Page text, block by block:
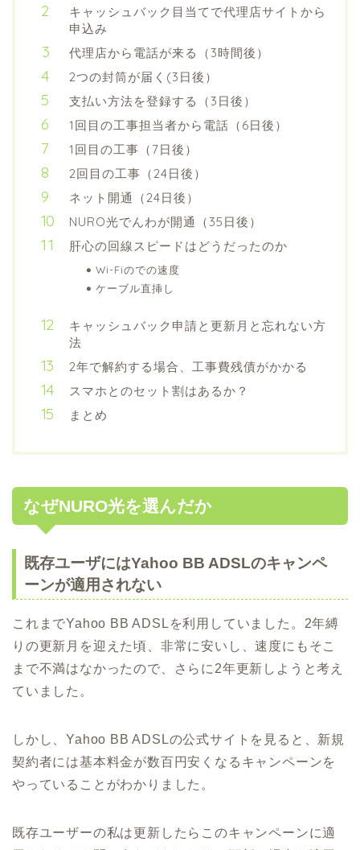
キャッシュバック目当てで代理店サイトから
申込み
代理店から電話が来る（3時間後）
2つの封筒が届く(3日後）
支払い方法を登録する（3日後）
1回目の工事担当者から電話（6日後）
1回目の工事（7日後）
2回目の工事（24日後）
ネット開通（24日後）
NURO光でんわが開通（35日後）
肝心の回線スピードはどうだったのか
Wi-Fiのでの速度
ケーブル直挿し
キャッシュバック申請と更新月と忘れない方
法
2年で解約する場合、工事費残債がかかる
スマホとのセット割はあるか？
まとめ
なぜNURO光を選んだか
既存ユーザにはYahoo BB ADSLのキャンペ
ーンが適用されない
これまでYahoo BB ADSLを利用していました。2年縛
りの更新月を迎えた頃、非常に安いし、速度にもそこ
まで不満はなかったので、さらに2年更新しようと考え
ていました。
しかし、Yahoo BB ADSLの公式サイトを見ると、新規
契約者には基本料金が数百円安くなるキャンペーンを
やっていることがわかりました。
既存ユーザーの私は更新したらこのキャンペーンに適